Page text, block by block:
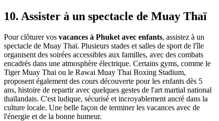
10. Assister à un spectacle de Muay Thaï
Pour clôturer vos vacances à Phuket avec enfants, assistez à un
spectacle de Muay Thaï. Plusieurs stades et salles de sport de l'île
organisent des soirées accessibles aux familles, avec des combats
encadrés dans une atmosphère électrique. Certains gyms, comme le
Tiger Muay Thai ou le Rawai Muay Thai Boxing Stadium,
proposent également des cours découverte pour les enfants dès 5
ans, histoire de repartir avec quelques gestes de l'art martial national
thaïlandais. C'est ludique, sécurisé et incroyablement ancré dans la
culture locale. Une belle façon de terminer les vacances avec de
l'énergie et de la bonne humeur.